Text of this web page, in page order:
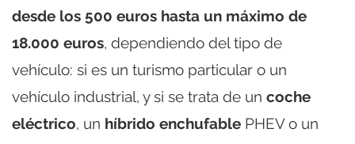
desde los 500 euros hasta un máximo de
18.000 euros, dependiendo del tipo de
vehículo: si es un turismo particular o un
vehículo industrial, y si se trata de un coche
eléctrico, un híbrido enchufable PHEV o un